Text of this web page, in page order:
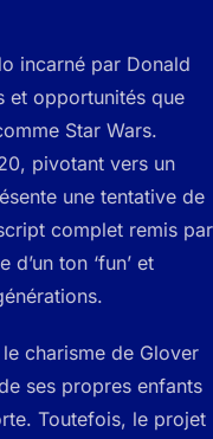
incarné par Donald
et opportunités que
Star Wars.
pivotant vers un
une tentative de
complet remis par
ton ‘fun’ et
charisme de Glover
ses propres enfants
Toutefois, le projet